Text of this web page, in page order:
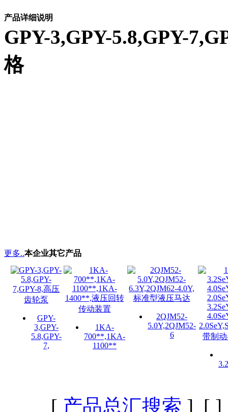
产品详细说明
GPY-3,GPY-5.8,GPY-
格
更多..本企业其它产品
GPY-
3,GPY-
5.8,GPY-
7,
1KA-
700**,1KA-
1100**
2QJM52-
5.0Y,2QJM52-
6
[ 产品总汇搜索 ] [